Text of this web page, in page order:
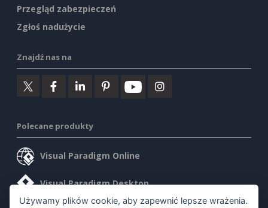
Przegląd zabezpieczeń
Zgłoś nadużycie
Znajdź nas na
Polecane produkty
Visual Paradigm Online
Visual Paradigm Desktop
Używamy plików cookie, aby zapewnić lepsze wrażenia.